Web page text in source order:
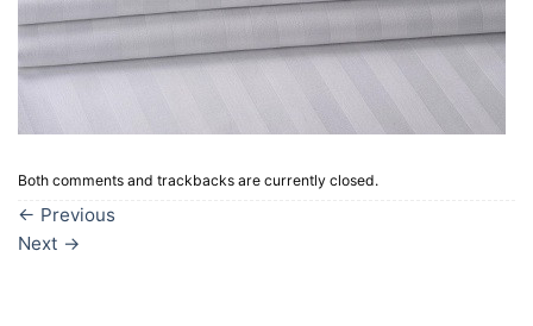
Both comments and trackbacks are currently closed.
← Previous
Next →